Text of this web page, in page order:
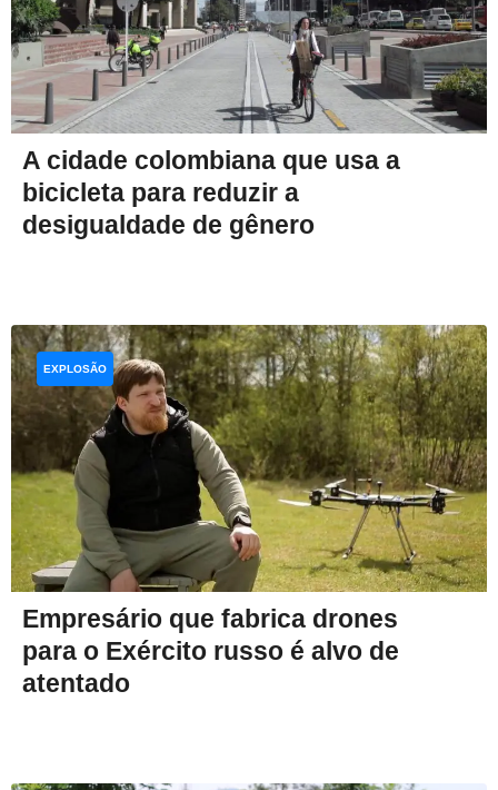
A cidade colombiana que usa a
bicicleta para reduzir a
desigualdade de gênero
Empresário que fabrica drones
para o Exército russo é alvo de
atentado
EXPLOSÃO